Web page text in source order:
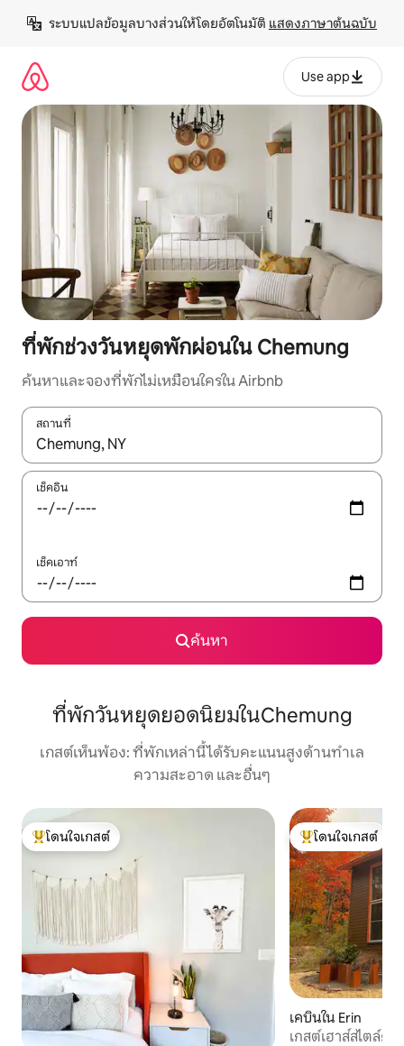
เนื้อหา
ระบบแปลข้อมูลบางส่วนให้โดยอัตโนมัติ แสดงภาษาต้นฉบับ
Use app
ที่พักช่วงวันหยุดพักผ่อนใน Chemung
ค้นหาและจองที่พักไม่เหมือนใครใน Airbnb
สถานที่
ใช้ลูกศรขึ้นลง หรือใช้การสัมผัสหรือปัด เพื่อสำรวจผลการค้นหา
เช็คอิน
เช็คเอาท์
ค้นหา
ที่พักวันหยุดยอดนิยมในChemung
เกสต์เห็นพ้อง: ที่พักเหล่านี้ได้รับคะแนนสูงด้านทำเล
ความสะอาด และอื่นๆ
โดนใจเกสต์ที่สุด
โดนใจเกสต์
โดนใจเกสต์ที่สุด
โดนใจเกสต์
เคบินใน Erin
เกสต์เฮาส์สไตล์